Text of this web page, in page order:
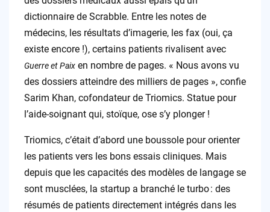
dictionnaire de Scrabble. Entre les notes de
médecins, les résultats d’imagerie, les fax (oui, ça
existe encore !), certains patients rivalisent avec
Guerre et Paixen nombre de pages. « Nous avons vu
des dossiers atteindre des milliers de pages », confie
Sarim Khan, cofondateur de Triomics. Statue pour
l’aide-soignant qui, stoïque, ose s’y plonger !
Triomics, c’était d’abord une boussole pour orienter
les patients vers les bons essais cliniques. Mais
depuis que les capacités des modèles de langage se
sont musclées, la startup a branché le turbo : des
résumés de patients directement intégrés dans les